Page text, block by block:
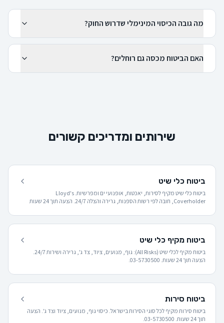
מה גובה הכיסוי המינימלי שדרוש החוק?
האם הביטוח מכסה גם רוחלים?
שירותים ומדריכים קשורים
ביטוח כלי שיט
ביטוח כלי שיט מקיף לסירות, יאכטות, אופנועי ים ומפרשיות. Lloyd's
Coverholder, חובה לפי רשות הספנות, גרירה והצלה 24/7. הצעה תוך 24 שעות
ביטוח מקיף כלי שיט
ביטוח מקיף לכלי שיט (All Risks): גוף, מנועים, ציוד, צד ג', גרירה ושירות 24/7.
הצעה תוך 24 שעות. 03-5730500.
ביטוח סירות
ביטוח סירות מקיף לכל סוגי הסירות בישראל. כיסוי גוף, מנועים, ציוד וצד ג'. הצעה
תוך 24 שעות. 03-5730500.